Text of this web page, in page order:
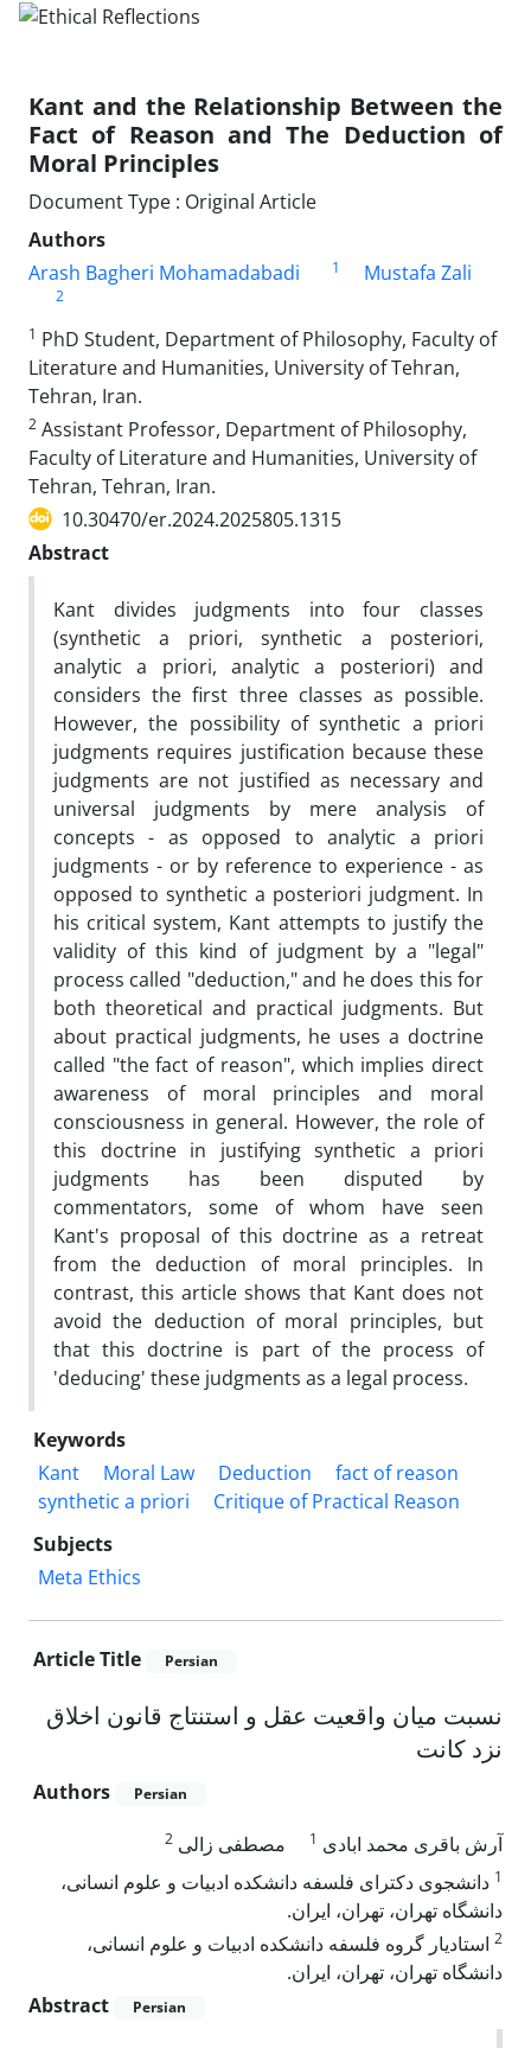
Kant and the Relationship Between the
Fact of Reason and The Deduction of
Moral Principles
Document Type : Original Article
Authors
Arash Bagheri Mohamadabadi
1 Mustafa Zali
2
1 PhD Student, Department of Philosophy, Faculty of
Literature and Humanities, University of Tehran,
Tehran, Iran.
2 Assistant Professor, Department of Philosophy,
Faculty of Literature and Humanities, University of
Tehran, Tehran, Iran.
10.30470/er.2024.2025805.1315
Abstract
Kant divides judgments into four classes
(synthetic a priori, synthetic a posteriori,
analytic a priori, analytic a posteriori) and
considers the first three classes as possible.
However, the possibility of synthetic a priori
judgments requires justification because these
judgments are not justified as necessary and
universal judgments by mere analysis of
concepts - as opposed to analytic a priori
judgments - or by reference to experience - as
opposed to synthetic a posteriori judgment. In
his critical system, Kant attempts to justify the
validity of this kind of judgment by a "legal"
process called "deduction," and he does this for
both theoretical and practical judgments. But
about practical judgments, he uses a doctrine
called "the fact of reason", which implies direct
awareness of moral principles and moral
consciousness in general. However, the role of
this doctrine in justifying synthetic a priori
judgments has been disputed by
commentators, some of whom have seen
Kant's proposal of this doctrine as a retreat
from the deduction of moral principles. In
contrast, this article shows that Kant does not
avoid the deduction of moral principles, but
that this doctrine is part of the process of
'deducing' these judgments as a legal process.
Keywords
Kant
Moral Law Deduction
fact of reason
synthetic a priori
Critique of Practical Reason
Subjects
Meta Ethics
Article Title Persian
نسبت میان واقعیت عقل و استنتاج قانون اخلاق
نزد کانت
Authors Persian
آرش باقری محمد ابادی 1 مصطفی زالی 2
1 دانشجوی دکترای فلسفه دانشکده ادبیات و علوم انسانی،
دانشگاه تهران، تهران، ایران.
2 استادیار گروه فلسفه دانشکده ادبیات و علوم انسانی،
دانشگاه تهران، تهران، ایران.
Abstract
Persian